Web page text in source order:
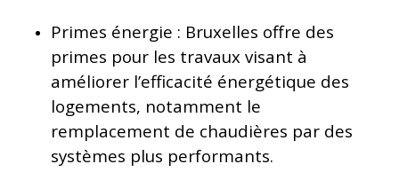
Primes énergie : Bruxelles offre des
primes pour les travaux visant à
améliorer l’efficacité énergétique des
logements, notamment le
remplacement de chaudières par des
systèmes plus performants.